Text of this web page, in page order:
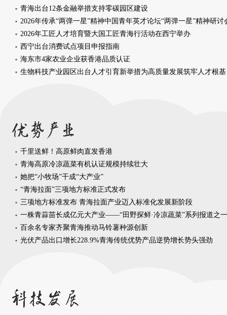
青海出台12条金融举措支持零碳园区建设
2026年工匠人才培育暨大国工匠青海行活动在西宁举办
西宁出台消费试点项目申报指南
海东市4家农业企业获香港品质认证
生物科技产业园区出台人才引育新举措为高质量发展筑牢人才根基
千里送鲜！高原鲜肉直发香港
青海高原冷凉蔬菜有机认证规模持续壮大
她把“小牧场”干成“大产业”
“青海拉面”三项地方标准正式发布
三项地方标准发布 青海拉面产业迈入标准化发展新阶段
一株青蒜苗长成亿元大产业——“田野探鲜·冷凉蔬菜”系列报道之一
百余名专家齐聚青海推动马铃薯种源创新
光伏产品出口增长228.9%青海传统优势产品逆势增长势头强劲